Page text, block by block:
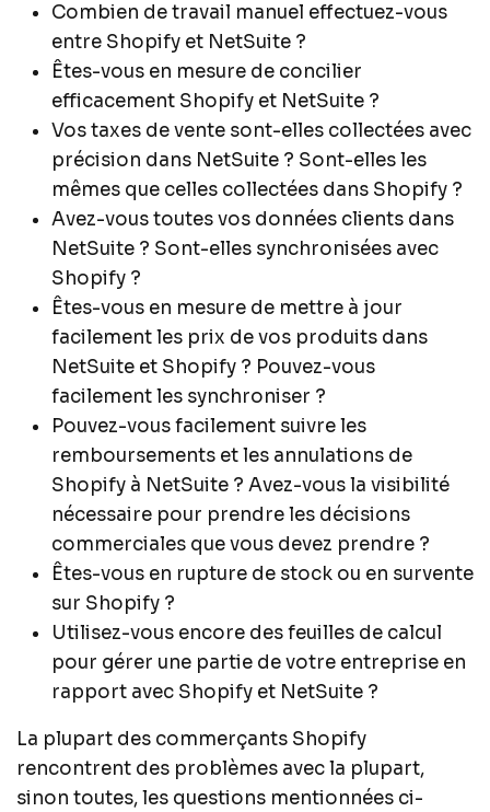
Combien de travail manuel effectuez-vous
entre Shopify et NetSuite ?
Êtes-vous en mesure de concilier
efficacement Shopify et NetSuite ?
Vos taxes de vente sont-elles collectées avec
précision dans NetSuite ? Sont-elles les
mêmes que celles collectées dans Shopify ?
Avez-vous toutes vos données clients dans
NetSuite ? Sont-elles synchronisées avec
Shopify ?
Êtes-vous en mesure de mettre à jour
facilement les prix de vos produits dans
NetSuite et Shopify ? Pouvez-vous
facilement les synchroniser ?
Pouvez-vous facilement suivre les
remboursements et les annulations de
Shopify à NetSuite ? Avez-vous la visibilité
nécessaire pour prendre les décisions
commerciales que vous devez prendre ?
Êtes-vous en rupture de stock ou en survente
sur Shopify ?
Utilisez-vous encore des feuilles de calcul
pour gérer une partie de votre entreprise en
rapport avec Shopify et NetSuite ?
La plupart des commerçants Shopify
rencontrent des problèmes avec la plupart,
sinon toutes, les questions mentionnées ci-